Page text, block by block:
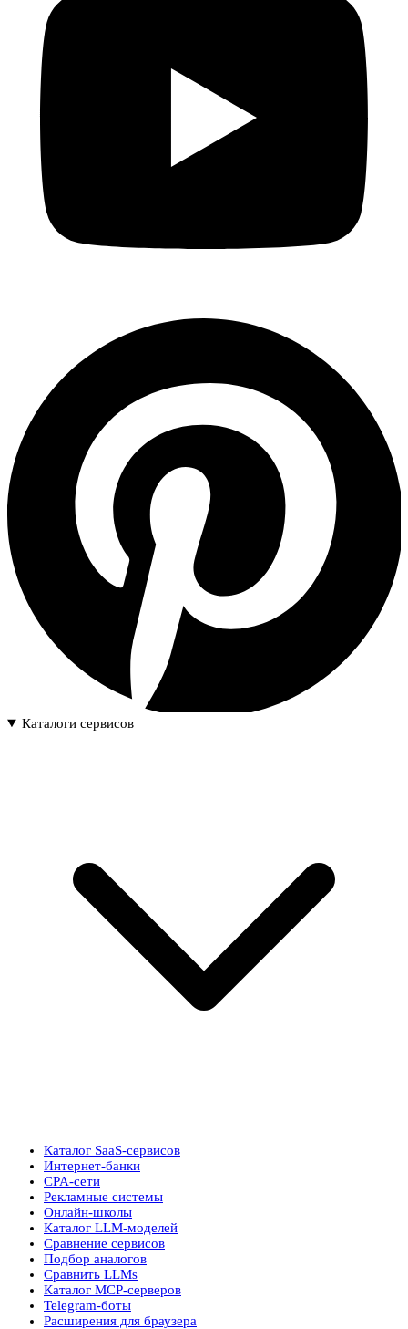
Каталоги сервисов
Каталог SaaS-сервисов
Интернет-банки
CPA-сети
Рекламные системы
Онлайн-школы
Каталог LLM-моделей
Сравнение сервисов
Подбор аналогов
Сравнить LLMs
Каталог MCP-серверов
Telegram-боты
Расширения для браузера